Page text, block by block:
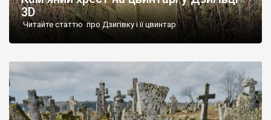
3D
Читайте статтю про Дзигівку і її цвинтар